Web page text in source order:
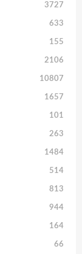
3727
633
155
2106
10807
1657
101
263
1484
514
813
944
164
66